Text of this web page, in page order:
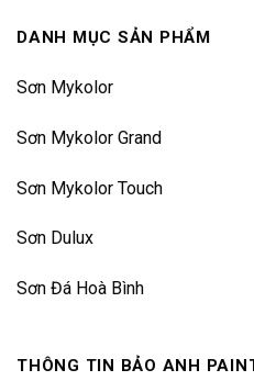
DANH MỤC SẢN PHẨM
Sơn Mykolor
Sơn Mykolor Grand
Sơn Mykolor Touch
Sơn Dulux
Sơn Đá Hoà Bình
THÔNG TIN BẢO ANH